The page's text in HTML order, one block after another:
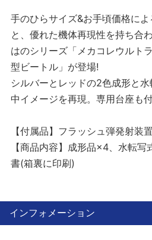
手のひらサイズ&お手頃価格に
と、優れた機体再現性を持ち合
はのシリーズ「メカコレウルト
型ビートル」が登場!
シルバーとレッドの2色成形と
中イメージを再現。専用台座も付
【付属品】フラッシュ弾発射装
【商品内容】成形品×4、水転
書(箱裏に印刷)
インフォメーション